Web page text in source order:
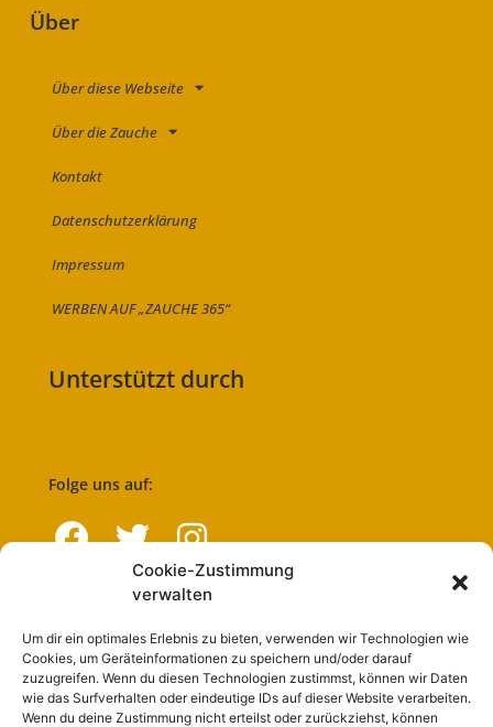
Cookie-Zustimmung
verwalten
Um dir ein optimales Erlebnis zu bieten, verwenden wir Technologien wie
Cookies, um Geräteinformationen zu speichern und/oder darauf
zuzugreifen. Wenn du diesen Technologien zustimmst, können wir Daten
wie das Surfverhalten oder eindeutige IDs auf dieser Website verarbeiten.
Wenn du deine Zustimmung nicht erteilst oder zurückziehst, können
Über
Über diese Webseite
Über die Zauche
Kontakt
Datenschutzerklärung
Impressum
WERBEN AUF „ZAUCHE 365“
Unterstützt durch
Folge uns auf:
Navigation
Start
Nutzungsbedingungen